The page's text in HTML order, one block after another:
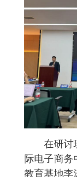
在研讨
际电子商
教育基地李